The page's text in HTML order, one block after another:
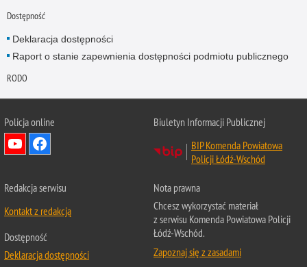
Dostępność
Deklaracja dostępności
Raport o stanie zapewnienia dostępności podmiotu publicznego
RODO
Policja online
Biuletyn Informacji Publicznej
BIP Komenda Powiatowa
Policji Łódź-Wschód
Redakcja serwisu
Kontakt z redakcją
Dostępność
Deklaracja dostępności
Nota prawna
Chcesz wykorzystać materiał
z serwisu Komenda Powiatowa Policji
Łódź-Wschód.
Zapoznaj się z zasadami